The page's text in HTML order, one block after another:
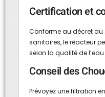
Certification et
Conforme au décret du
sanitaires, le réacteur
selon la qualité de
Conseil des
Prévoyez une filtration